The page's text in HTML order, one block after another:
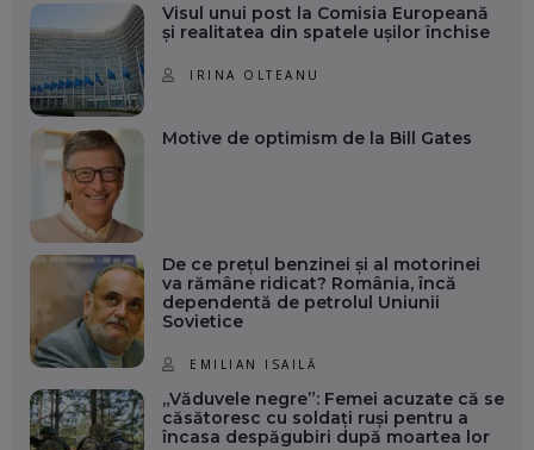
Visul unui post la Comisia Europeană
și realitatea din spatele ușilor închise
IRINA OLTEANU
Motive de optimism de la Bill Gates
De ce prețul benzinei și al motorinei
va rămâne ridicat? România, încă
dependentă de petrolul Uniunii
Sovietice
EMILIAN ISAILĂ
„Văduvele negre”: Femei acuzate că se
căsătoresc cu soldați ruși pentru a
încasa despăgubiri după moartea lor